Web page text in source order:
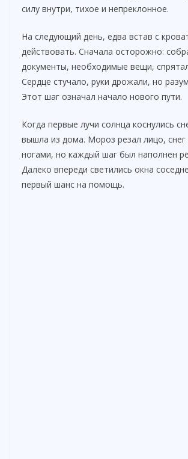
силу внутри, тихое и непреклонное.
На следующий день, едва встав с
действовать. Сначала осторожно:
документы, необходимые вещи,
Сердце стучало, руки дрожали, но
Этот шаг означал начало нового пути.
Когда первые лучи солнца коснулись
вышла из дома. Мороз резал лицо, снег
ногами, но каждый шаг был наполнен
Далеко впереди светились окна
первый шанс на помощь.